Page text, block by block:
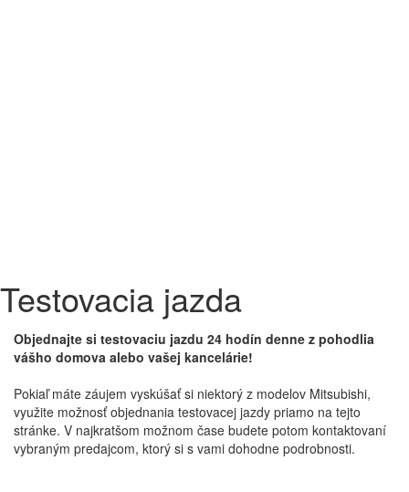
Testovacia jazda
Objednajte si testovaciu jazdu 24 hodín denne z pohodlia
vášho domova alebo vašej kancelárie!
Pokiaľ máte záujem vyskúšať si niektorý z modelov Mitsubishi,
využite možnosť objednania testovacej jazdy priamo na tejto
stránke. V najkratšom možnom čase budete potom kontaktovaní
vybraným predajcom, ktorý si s vami dohodne podrobnosti.